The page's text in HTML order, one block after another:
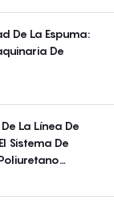
De La Espuma:
De
La Línea De
Sistema De